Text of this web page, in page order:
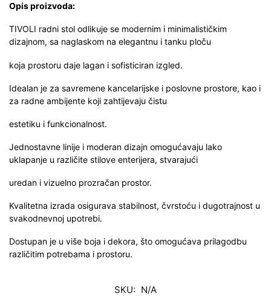
Opis proizvoda:
TIVOLI radni stol odlikuje se modernim i minimalističkim
dizajnom, sa naglaskom na elegantnu i tanku ploču
koja prostoru daje lagan i sofisticiran izgled.
Idealan je za savremene kancelarijske i poslovne prostore, kao i
za radne ambijente koji zahtijevaju čistu
estetiku i funkcionalnost.
Jednostavne linije i moderan dizajn omogućavaju lako
uklapanje u različite stilove enterijera, stvarajući
uredan i vizuelno prozračan prostor.
Kvalitetna izrada osigurava stabilnost, čvrstoću i dugotrajnost u
svakodnevnoj upotrebi.
Dostupan je u više boja i dekora, što omogućava prilagodbu
različitim potrebama i prostoru.
SKU: N/A